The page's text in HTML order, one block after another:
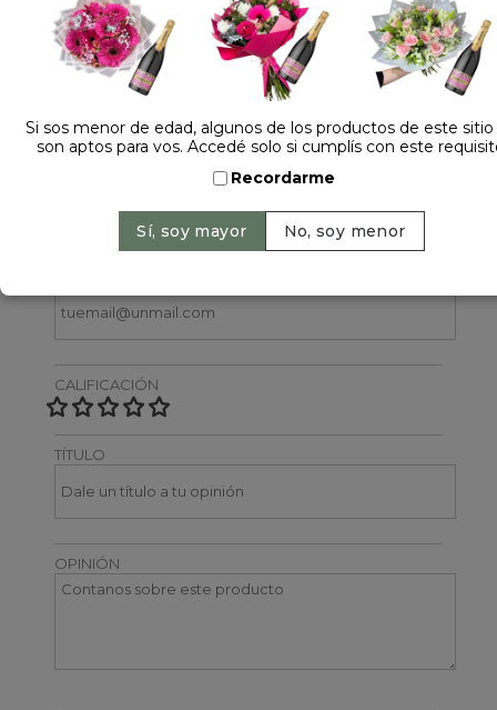
1 opinión +
Dejá tu opinión
CALIFICACIÓN
TÍTULO
OPINIÓN
Si sos menor de edad, algunos de los productos de este
son aptos para vos. Accedé solo si cumplís con este
Recordarme